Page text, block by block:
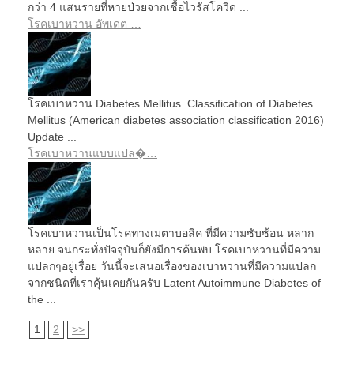
กว่า 4 แสนรายที่หายป่วยจากเชื้อไวรัสโควิด ...
โรคเบาหวาน อัพเดต …
โรคเบาหวาน Diabetes Mellitus. Classification of Diabetes
Mellitus (American diabetes association classification 2016)
Update ...
โรคเบาหวานแบบแปล�…
โรคเบาหวานเป็นโรคทางเมตาบอลิค ที่มีความซับซ้อน หลาก
หลาย จนกระทั่งปัจจุบันก็ยังมีการค้นพบ โรคเบาหวานที่มีความ
แปลกๆอยู่เรื่อย วันนี้จะเสนอเรื่องของเบาหวานที่มีความแปลก
จากชนิดที่เราคุ้นเคยกันครับ Latent Autoimmune Diabetes of
the ...
1 2 >>